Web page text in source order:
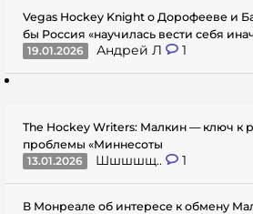
Vegas Hockey Knight о Дорофееве и
бы Россия «научилась вести себя
19.01.2026
Андрей Л 1
The Hockey Writers: Малкин — ключ к
проблемы «Миннесоты
13.01.2026
Шшшшщ.. 1
В Монреале об интересе к обмену